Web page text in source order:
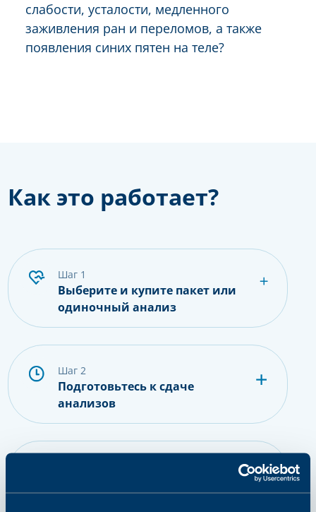
слабости, усталости, медленного
заживления ран и переломов, а также
появления синих пятен на теле?
Как это работает?
шаг 1
Выберите и купите пакет или
одиночный анализ
шаг 2
Подготовьтесь к сдаче
анализов